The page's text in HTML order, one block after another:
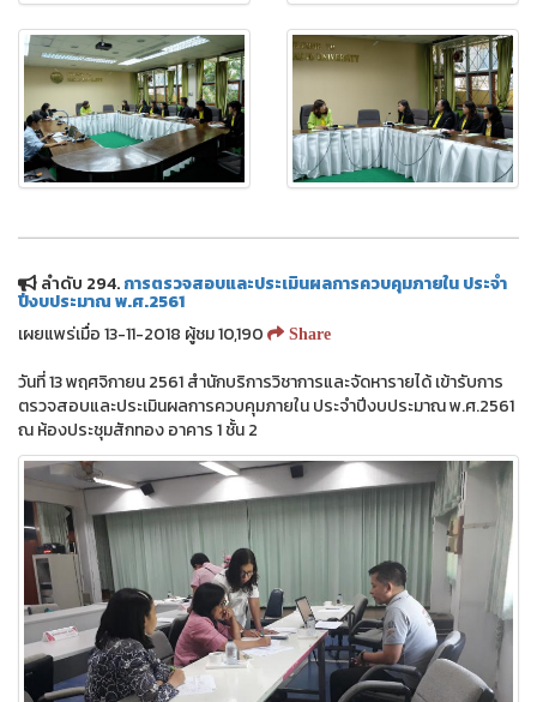
ลำดับ 294.การตรวจสอบและประเมินผลการควบคุมภายใน ประจำ
ปีงบประมาณ พ.ศ.2561
เผยแพร่เมื่อ 13-11-2018 ผู้ชม 10,190
Share
วันที่ 13 พฤศจิกายน 2561 สำนักบริการวิชาการและจัดหารายได้ เข้ารับการ
ตรวจสอบและประเมินผลการควบคุมภายใน ประจำปีงบประมาณ พ.ศ.2561
ณ ห้องประชุมสักทอง อาคาร 1 ชั้น 2